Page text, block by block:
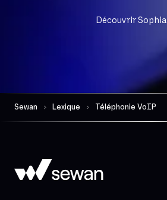
Eligibilité
Faisceau Hertzien
Filtrage protocolaire
Découvrir Sophia
Sewan Lexique Téléphonie VoIP